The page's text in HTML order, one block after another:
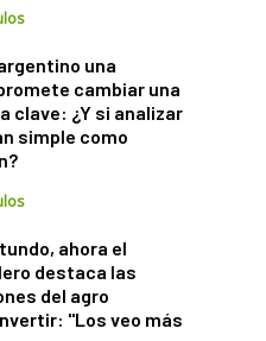
una
cambiar una
clave: ¿Y si analizar
simple como
ahora el
destaca las
del agro
"Los veo más